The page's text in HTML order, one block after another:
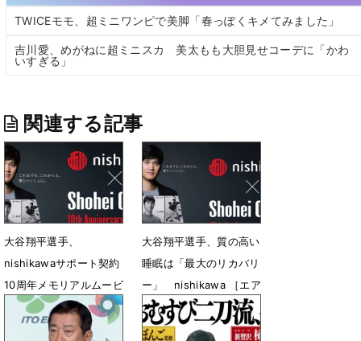
TWICEモモ、超ミニワンピで美脚「春っぽくキメてみました」
吉川愛、めがねに超ミニスカ 美太もも大胆見せコーデに「かわ
いすぎる」
関連する記事
大谷翔平選手、
nishikawaサポート契約
10周年メモリアルムービ
ー公開
2月25日 07時00分
大谷翔平選手、質の高い
睡眠は「最大のリカバリ
ー」 nishikawa ［エア
ー］新CM公開
2月4日 19時00分